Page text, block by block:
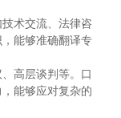
术交流、法律咨
能够准确翻译专
高层谈判等。口
能够应对复杂的